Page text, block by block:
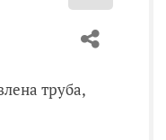
труба,